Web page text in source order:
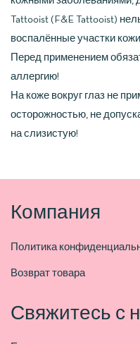
Tattooist (F&E Tattooist)
воспалённые участки
Перед применением
аллергию!
На коже вокруг глаз не
осторожностью, не
на слизистую!
Компания
Политика
Возврат товара
Свяжитесь с